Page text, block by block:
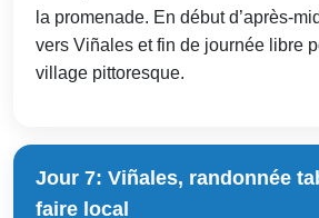
la promenade. En début d’après-
vers Viñales et fin de journée libre
village pittoresque.
Jour 7: Viñales, randonnée
faire local